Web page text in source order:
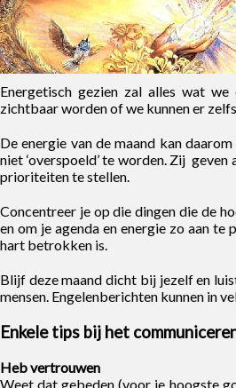
Energetisch gezien zal alles wat we
zichtbaar worden of we kunnen er
De energie van de maand kan
niet ‘overspoeld’ te worden. Zij
prioriteiten te stellen.
Concentreer je op die dingen die de
en om je agenda en energie zo aan
hart betrokken is.
Blijf deze maand dicht bij jezelf en
mensen. Engelenberichten kunnen in
Enkele tips bij het
Heb vertrouwen
Weet dat gebeden (voor je hoogste